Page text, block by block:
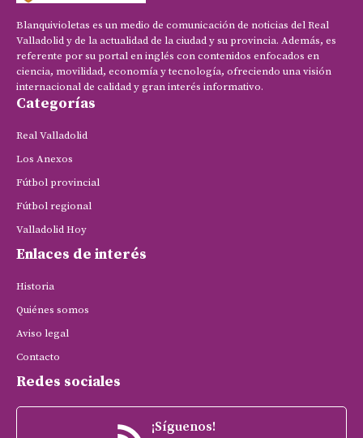
Blanquivioletas es un medio de comunicación de noticias del Real
Valladolid y de la actualidad de la ciudad y su provincia. Además, es
referente por su portal en inglés con contenidos enfocados en
ciencia, movilidad, economía y tecnología, ofreciendo una visión
internacional de calidad y gran interés informativo.
Categorías
Real Valladolid
Los Anexos
Fútbol provincial
Fútbol regional
Valladolid Hoy
Enlaces de interés
Historia
Quiénes somos
Aviso legal
Contacto
Redes sociales
¡Síguenos!